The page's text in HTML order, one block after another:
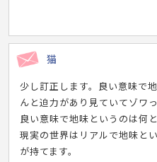
猫
少し訂正します。良い意味で
んと迫力があり見ていてゾワっ
良い意味で地味というのは何
現実の世界はリアルで地味と
が持てます。